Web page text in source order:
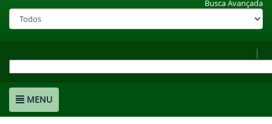
Busca Avançada
MENU